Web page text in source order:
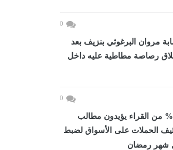
0
مروان البرغوثي بنزيف بعد
رصاصة مطاطية عليه داخل
0
%92 من القراء يؤيدون مطالب
الحملات على الأسواق لضبط
شهر رمضان